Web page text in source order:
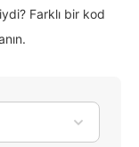
Farklı bir kod